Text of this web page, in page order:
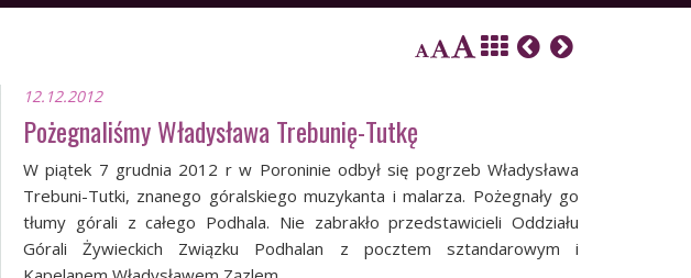
12.12.2012
Pożegnaliśmy Władysława Trebunię-Tutkę
W piątek 7 grudnia 2012 r w Poroninie odbył się pogrzeb Władysława
Trebuni-Tutki, znanego góralskiego muzykanta i malarza. Pożegnały go
tłumy górali z całego Podhala. Nie zabrakło przedstawicieli Oddziału
Górali Żywieckich Związku Podhalan z pocztem sztandarowym i